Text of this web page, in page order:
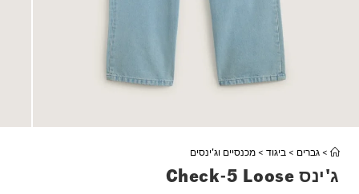
> גברים > ביגוד > מכנסיים וג'ינסים
ג'ינס Check-5 Loose